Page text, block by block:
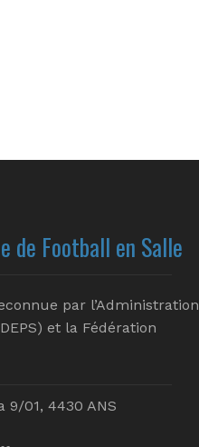
de Football en Salle
par l’Administration
et la Fédération
9/01, 4430 ANS